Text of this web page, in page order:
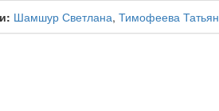
Шамшур Светлана, Тимофеева